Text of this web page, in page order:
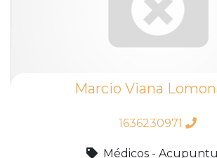
Marcio Viana
1636230971
Médicos -